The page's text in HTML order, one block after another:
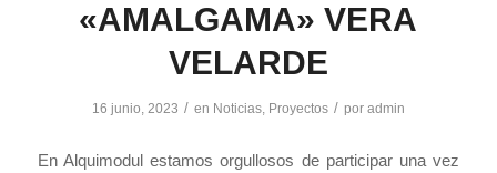
«AMALGAMA» VERA
VELARDE
16 junio, 2023 / en Noticias, Proyectos / por admin
En Alquimodul estamos orgullosos de participar una vez